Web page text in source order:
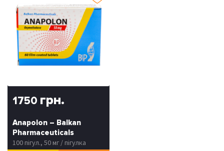
1750 грн.
Anapolon – Balkan
Pharmaceuticals
100 пігул., 50 мг / пігулка